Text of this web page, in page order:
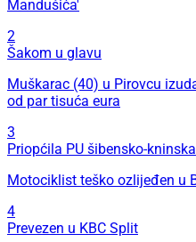
Mandušića'
2
Šakom u glavu
Muškarac (40) u Pirovcu
od par tisuća eura
3
Priopćila PU šibensko-kninska
Motociklist teško ozlijeđen u
4
Prevezen u KBC Split